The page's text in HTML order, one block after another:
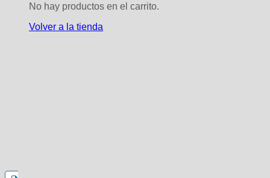
No hay productos en el carrito.
Volver a la tienda